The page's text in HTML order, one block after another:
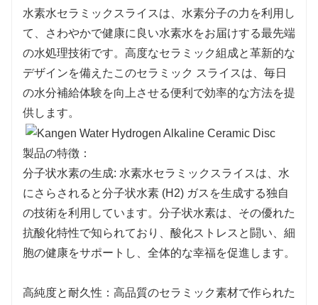
水素水セラミックスライスは、水素分子の力を利用し
て、さわやかで健康に良い水素水をお届けする最先端
の水処理技術です。高度なセラミック組成と革新的な
デザインを備えたこのセラミック スライスは、毎日
の水分補給体験を向上させる便利で効率的な方法を提
供します。
製品の特徴：
分子状水素の生成: 水素水セラミックスライスは、水
にさらされると分子状水素 (H2) ガスを生成する独自
の技術を利用しています。分子状水素は、その優れた
抗酸化特性で知られており、酸化ストレスと闘い、細
胞の健康をサポートし、全体的な幸福を促進します。
高純度と耐久性：高品質のセラミック素材で作られた